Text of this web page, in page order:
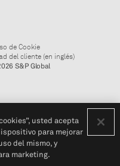
de Cookie
del cliente (en inglés)
S&P Global
usted acepta
para mejorar
del mismo, y
marketing.